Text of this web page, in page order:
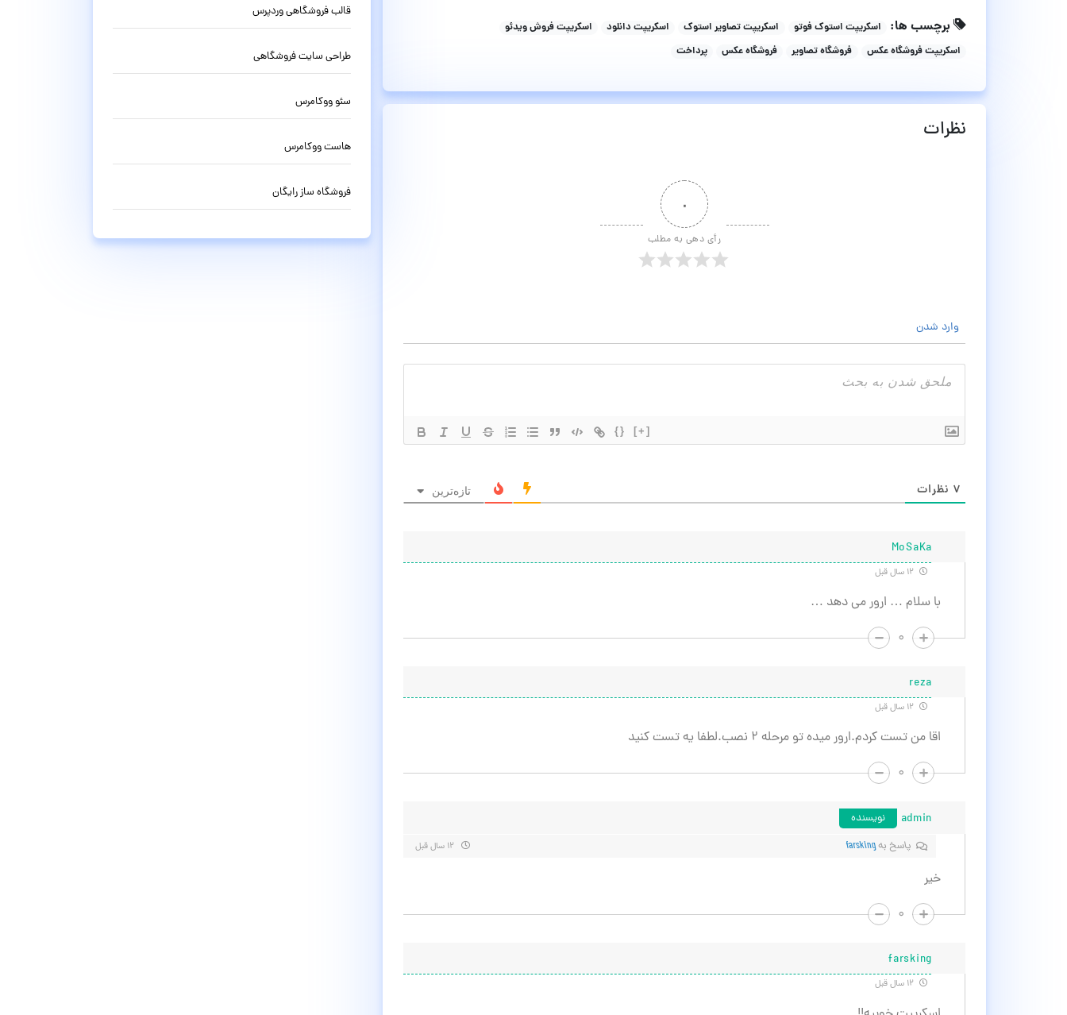
برچسب ها: اسکریپت استوک فوتو اسکریپت تصاویر استوک اسکریپت دانلود
اسکریپت فروش ویدئو
اسکریپت فروشگاه عکس
فروشگاه تصاویر فروشگاه عکس پرداخت
نظرات
۰
رأی دهی به مطلب
وارد شدن
{} [+]
۷ نظرات تازه‌ترین
MoSaKa
با سلام … ارور می دهد …
۰
reza
اقا من تست كردم.ارور ميده تو مرحله ٢ نصب.لطفا يه تست كنيد
۰
admin
نویسنده
پاسخ بهfarsking
خیر
۰
farsking
قالب فروشگاهی وردپرس
طراحی سایت فروشگاهی
سئو ووکامرس
هاست ووکامرس
فروشگاه ساز رایگان